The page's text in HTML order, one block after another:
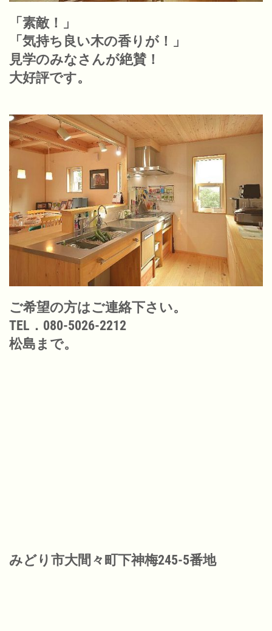
「素敵！」
「気持ち良い木の香りが！」
見学のみなさんが絶賛！
大好評です。
ご希望の方はご連絡下さい。
TEL．080-5026-2212
松島まで。